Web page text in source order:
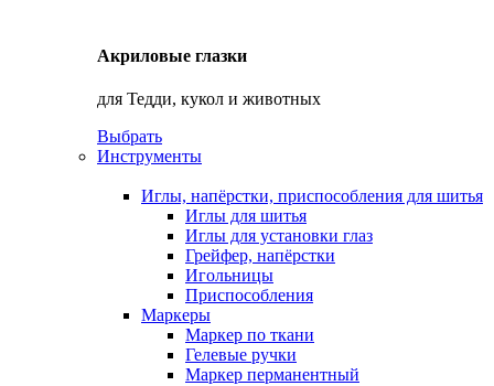
Акриловые глазки
для Тедди, кукол и животных
Выбрать
Инструменты
Иглы, напёрстки, приспособления для шитья
Иглы для шитья
Иглы для установки глаз
Грейфер, напёрстки
Игольницы
Приспособления
Маркеры
Маркер по ткани
Гелевые ручки
Маркер перманентный